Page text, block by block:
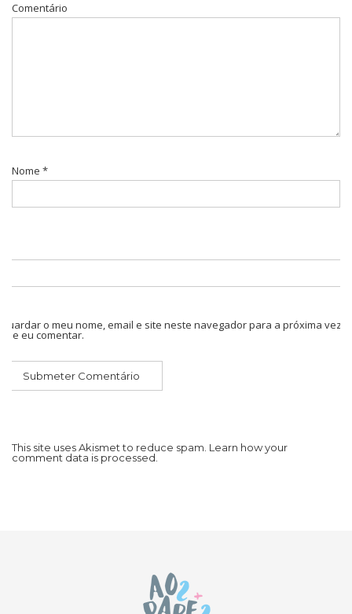
Comentário
Nome *
Guardar o meu nome, email e site neste navegador para a próxima vez
que eu comentar.
This site uses Akismet to reduce spam. Learn how your
comment data is processed.